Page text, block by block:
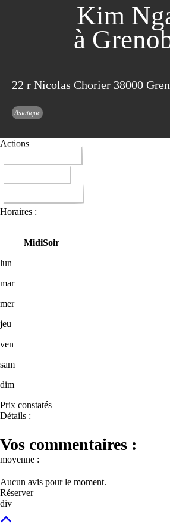
Kim
à
22 r Nicolas Chorier 38000
Asiatique
Actions
Horaires :
MidiSoir
lun
mar
mer
jeu
ven
sam
dim
Prix constatés
Détails :
Vos commentaires :
moyenne :
Aucun avis pour le moment.
Réserver
div